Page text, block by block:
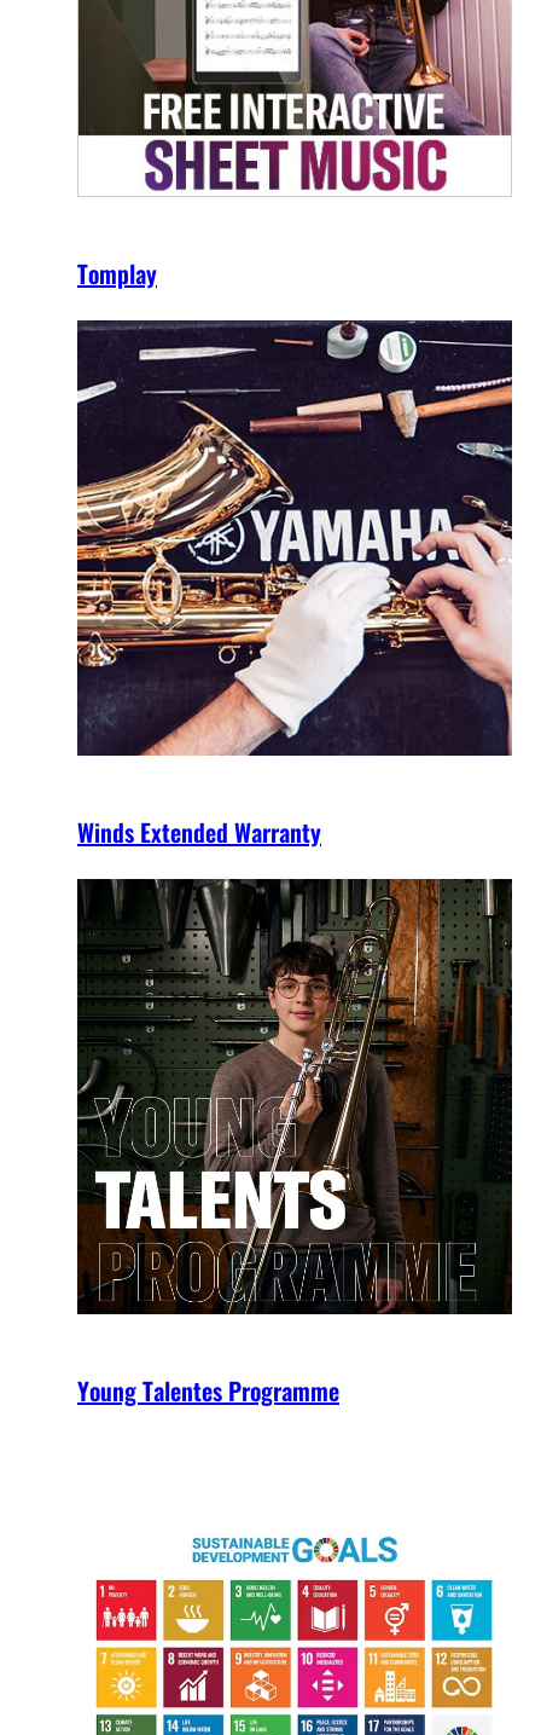
Tomplay
Winds Extended Warranty
Young Talentes Programme